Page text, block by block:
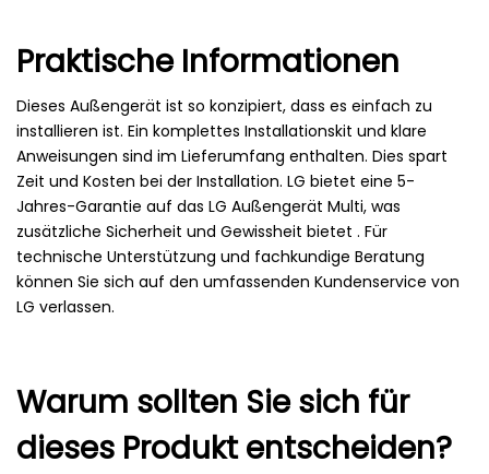
Praktische Informationen
Dieses Außengerät ist so konzipiert, dass es einfach zu
installieren ist. Ein komplettes Installationskit und klare
Anweisungen sind im Lieferumfang enthalten. Dies spart
Zeit und Kosten bei der Installation. LG bietet eine 5-
Jahres-Garantie auf das LG Außengerät Multi, was
zusätzliche Sicherheit und Gewissheit bietet . Für
technische Unterstützung und fachkundige Beratung
können Sie sich auf den umfassenden Kundenservice von
LG verlassen.
Warum sollten Sie sich für
dieses Produkt entscheiden?